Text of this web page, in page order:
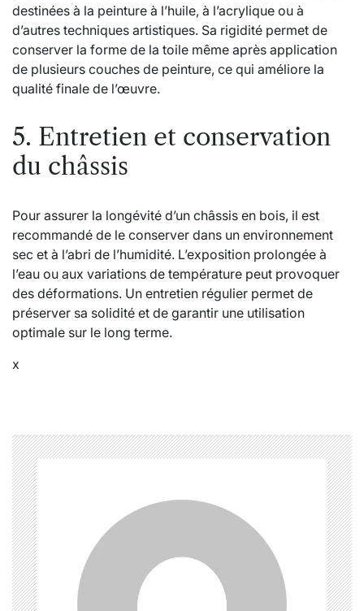
destinées à la peinture à l’huile, à l’acrylique ou à
d’autres techniques artistiques. Sa rigidité permet de
conserver la forme de la toile même après application
de plusieurs couches de peinture, ce qui améliore la
qualité finale de l’œuvre.
5. Entretien et conservation
du châssis
Pour assurer la longévité d’un châssis en bois, il est
recommandé de le conserver dans un environnement
sec et à l’abri de l’humidité. L’exposition prolongée à
l’eau ou aux variations de température peut provoquer
des déformations. Un entretien régulier permet de
préserver sa solidité et de garantir une utilisation
optimale sur le long terme.
x